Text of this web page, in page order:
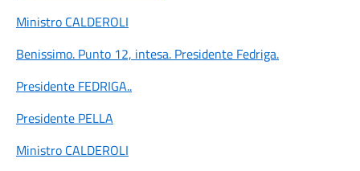
Ministro CALDEROLI
Benissimo. Punto 12, intesa. Presidente Fedriga.
Presidente FEDRIGA..
Presidente PELLA
Ministro CALDEROLI